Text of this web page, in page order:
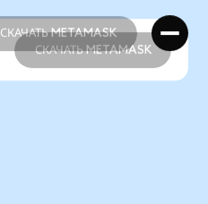
СКАЧАТЬ METAMASK
СКАЧАТЬ METAMASK
СКАЧАТЬ METAMASK